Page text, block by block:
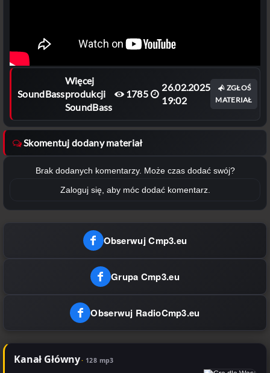
SoundBass
Więcej
produkcji
SoundBass
1785
26.02.2025
19:02
ZGŁOŚ
MATERIAŁ
Skomentuj dodany materiał
Brak dodanych komentarzy. Może czas dodać swój?
Zaloguj się, aby móc dodać komentarz.
Obserwuj Cmp3.eu
Grupa Cmp3.eu
Obserwuj RadioCmp3.eu
Kanał Główny 128 mp3